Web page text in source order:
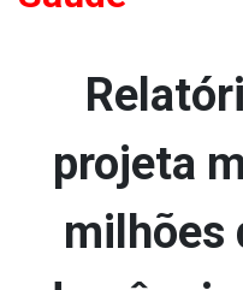
projeta
milhões